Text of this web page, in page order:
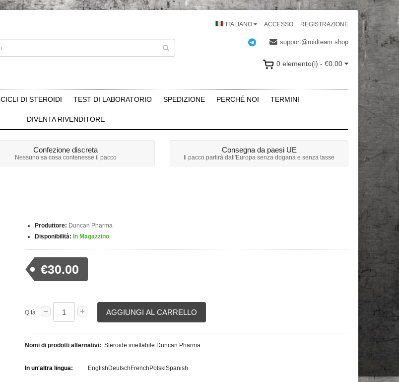
ACCESSO REGISTRAZIONE
ITALIANO
support@roidteam.shop
0 elemento(i) - €0.00
CICLI DI STEROIDI TEST DI LABORATORIO SPEDIZIONE PERCHÉ NOI TERMINI
DIVENTA RIVENDITORE
Confezione discreta
Nessuno sa cosa contenesse il pacco
Consegna da paesi UE
Il pacco partirà dall'Europa senza dogana e senza tasse
Produttore: Duncan Pharma
Disponibilità: In Magazzino
€30.00
Q.tà AGGIUNGI AL CARRELLO
Nomi di prodotti alternativi: Steroide iniettabile Duncan Pharma
In un'altra lingua: English Deutsch French PolskiSpanish